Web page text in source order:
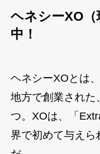
ヘネシーXO
中！
ヘネシーXOとは
地方で創業された
つ。XOは、「
界で初めて与えら